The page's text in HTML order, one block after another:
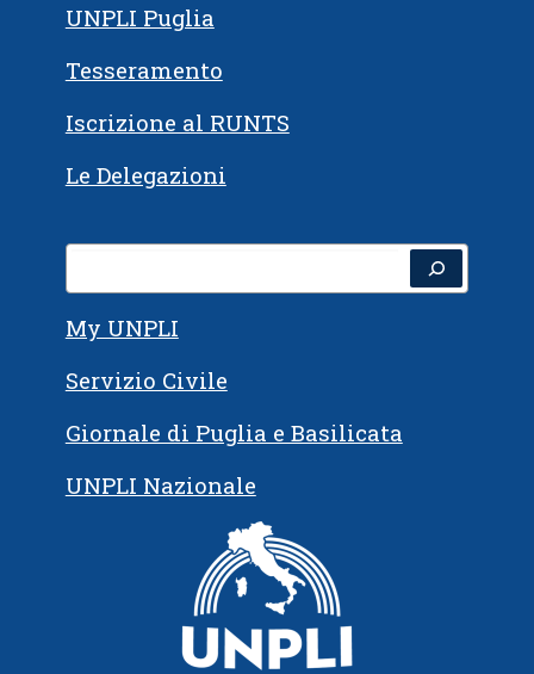
UNPLI Puglia
Tesseramento
Iscrizione al RUNTS
Le Delegazioni
My UNPLI
Servizio Civile
Giornale di Puglia e Basilicata
UNPLI Nazionale